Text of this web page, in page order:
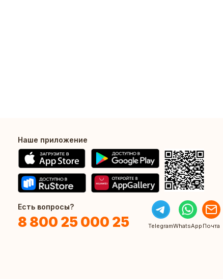
Наше приложение
Есть вопросы?
8 800 25 000 25 TelegramWhatsApp Почта